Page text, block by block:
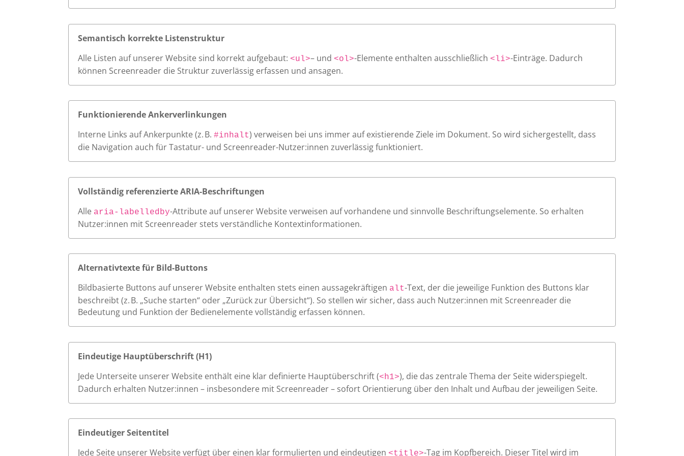
Semantisch korrekte Listenstruktur
Alle Listen auf unserer Website sind korrekt aufgebaut: <ul>– und <ol>-Elemente enthalten ausschließlich <li>-Einträge. Dadurch
können Screenreader die Struktur zuverlässig erfassen und ansagen.
Funktionierende Ankerverlinkungen
Interne Links auf Ankerpunkte (z. B.#inhalt) verweisen bei uns immer auf existierende Ziele im Dokument. So wird sichergestellt, dass
die Navigation auch für Tastatur- und Screenreader-Nutzer:innen zuverlässig funktioniert.
Vollständig referenzierte ARIA-Beschriftungen
Alle aria-labelledby-Attribute auf unserer Website verweisen auf vorhandene und sinnvolle Beschriftungselemente. So erhalten
Nutzer:innen mit Screenreader stets verständliche Kontextinformationen.
Alternativtexte für Bild-Buttons
Bildbasierte Buttons auf unserer Website enthalten stets einen aussagekräftigen alt-Text, der die jeweilige Funktion des Buttons klar
beschreibt (z. B. „Suche starten“ oder „Zurück zur Übersicht“). So stellen wir sicher, dass auch Nutzer:innen mit Screenreader die
Bedeutung und Funktion der Bedienelemente vollständig erfassen können.
Eindeutige Hauptüberschrift (H1)
Jede Unterseite unserer Website enthält eine klar definierte Hauptüberschrift (<h1>), die das zentrale Thema der Seite widerspiegelt.
Dadurch erhalten Nutzer:innen – insbesondere mit Screenreader – sofort Orientierung über den Inhalt und Aufbau der jeweiligen Seite.
Eindeutiger Seitentitel
Jede Seite unserer Website verfügt über einen klar formulierten und eindeutigen <title>-Tag im Kopfbereich. Dieser Titel wird im